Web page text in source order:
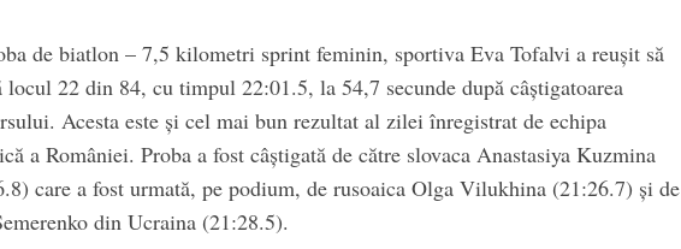
de biatlon – 7,5 kilometri sprint feminin, sportiva Eva Tofalvi a reuşit să
locul 22 din 84, cu timpul 22:01.5, la 54,7 secunde după câştigatoarea
Acesta este şi cel mai bun rezultat al zilei înregistrat de echipa
a României. Proba a fost câştigată de către slovaca Anastasiya Kuzmina
care a fost urmată, pe podium, de rusoaica Olga Vilukhina (21:26.7) şi de
din Ucraina (21:28.5).